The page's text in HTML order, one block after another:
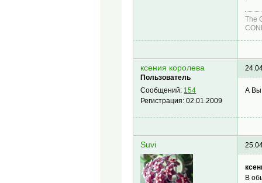
The
ксения королева
Пользователь
Сообщений: 154
Регистрация:02.01.2009
А Вы
Suvi
В